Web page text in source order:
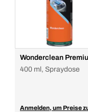
Wonderclean
400 ml, Spraydose
Anmelden, um Preise